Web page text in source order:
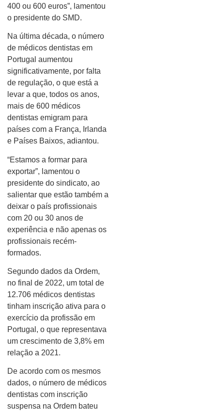
400 ou 600 euros”, lamentou
o presidente do SMD.
Na última década, o número
de médicos dentistas em
Portugal aumentou
significativamente, por falta
de regulação, o que está a
levar a que, todos os anos,
mais de 600 médicos
dentistas emigram para
países com a França, Irlanda
e Países Baixos, adiantou.
“Estamos a formar para
exportar”, lamentou o
presidente do sindicato, ao
salientar que estão também a
deixar o país profissionais
com 20 ou 30 anos de
experiência e não apenas os
profissionais recém-
formados.
Segundo dados da Ordem,
no final de 2022, um total de
12.706 médicos dentistas
tinham inscrição ativa para o
exercício da profissão em
Portugal, o que representava
um crescimento de 3,8% em
relação a 2021.
De acordo com os mesmos
dados, o número de médicos
dentistas com inscrição
suspensa na Ordem bateu